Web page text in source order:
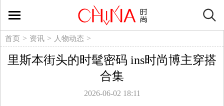
时
尚
生
首页 > 资讯 > 人物动态 >
里斯本街头的时髦密码 ins时尚博主穿搭
合集
2026-06-02 18:11